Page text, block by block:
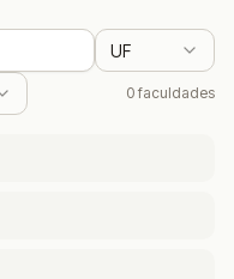
UF
0 faculdades